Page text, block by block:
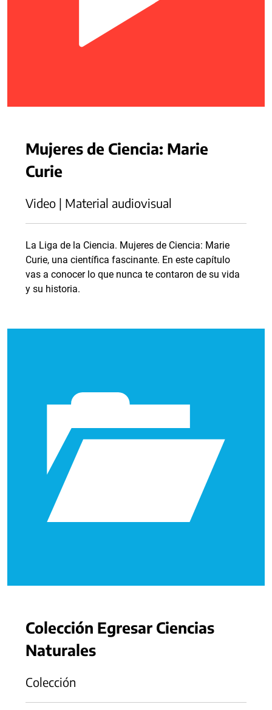
Mujeres de Ciencia: Marie
Curie
Video | Material audiovisual
La Liga de la Ciencia. Mujeres de Ciencia: Marie
Curie, una científica fascinante. En este capítulo
vas a conocer lo que nunca te contaron de su vida
y su historia.
Colección Egresar Ciencias
Naturales
Colección